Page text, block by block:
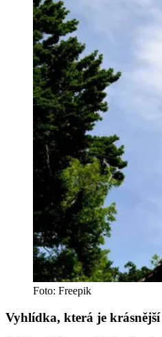
Foto: Freepik
Vyhlídka, která je